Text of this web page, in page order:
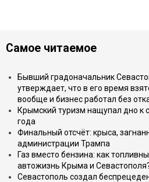
Самое читаемое
Бывший градоначальник
утверждает, что в его время
вообще и бизнес работал без
Крымский туризм нащупал дно к
года
Финальный отсчёт: крыса,
администрации Трампа
Газ вместо бензина: как
автожизнь Крыма и
Севастополь создал